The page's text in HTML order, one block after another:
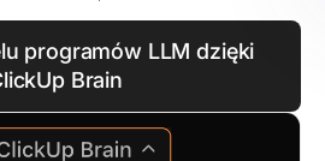
programów LLM dzięki
Brain